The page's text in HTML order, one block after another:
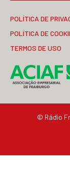
POLÍTICA DE
POLÍTICA DE
TERMOS DE USO
© Rádio